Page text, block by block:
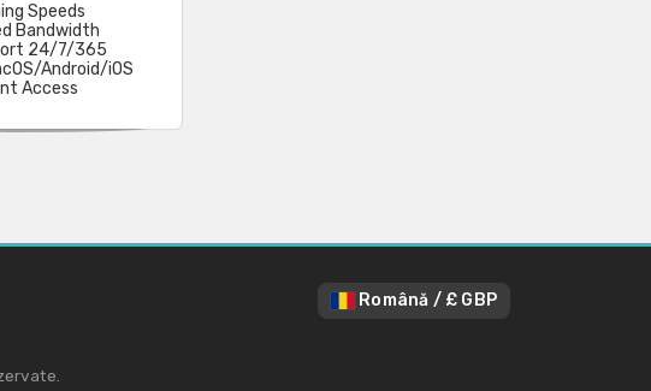
Speeds
Bandwidth
24/7/365
Android/iOS
Access
Română / £ GBP